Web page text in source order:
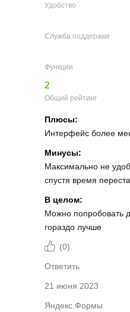
Удобство
Служба поддержки
Функции
2
Общий рейтинг
Плюсы:
Интерфейс более
Минусы:
Максимально не
спустя время
В целом:
Можно попробовать
гораздо лучше
(0)
Ответить
21 июня 2023
Яндекс.Формы